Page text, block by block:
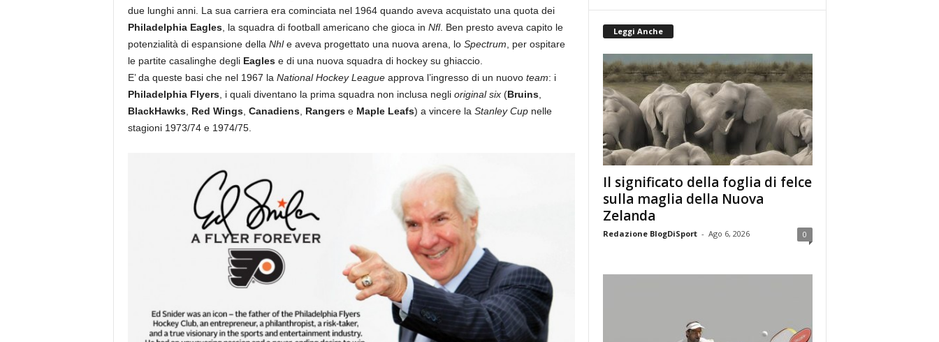
due lunghi anni. La sua carriera era cominciata nel 1964 quando aveva acquistato una quota dei
Philadelphia Eagles, la squadra di football americano che gioca in Nfl. Ben presto aveva capito le
potenzialità di espansione della Nhle aveva progettato una nuova arena, lo Spectrum , per ospitare
le partite casalinghe degli Eaglese di una nuova squadra di hockey su ghiaccio.
E’ da queste basi che nel 1967 la National Hockey Leagueapprova l’ingresso di un nuovo team: i
Philadelphia Flyers, i quali diventano la prima squadra non inclusa negli original six(Bruins,
BlackHawks, Red Wings, Canadiens, Rangerse Maple Leafs) a vincere la Stanley Cupnelle
stagioni 1973/74 e 1974/75.
Leggi Anche
Il significato della foglia di felce
sulla maglia della Nuova
Zelanda
Redazione BlogDiSport - Ago 6, 2026 0